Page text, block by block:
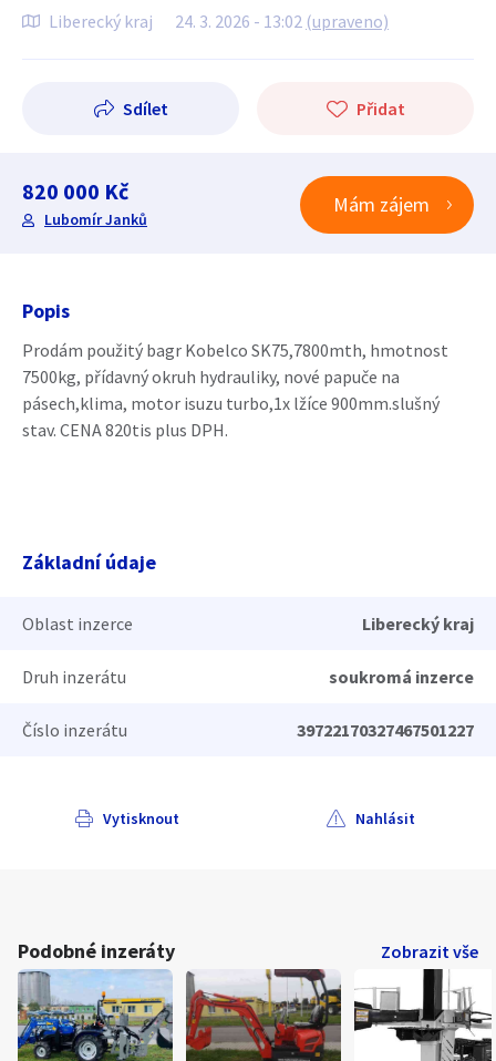
Liberecký kraj 24. 3. 2026 - 13:02 (upraveno)
Sdílet Přidat
820 000 Kč
Lubomír Janků
Mám zájem
Popis
Prodám použitý bagr Kobelco SK75,7800mth, hmotnost
7500kg, přídavný okruh hydrauliky, nové papuče na
pásech,klima, motor isuzu turbo,1x lžíce 900mm.slušný
stav. CENA 820tis plus DPH.
Základní údaje
Oblast inzerce Liberecký kraj
Druh inzerátu soukromá inzerce
Číslo inzerátu 39722170327467501227
Vytisknout Nahlásit
Podobné inzeráty Zobrazit vše